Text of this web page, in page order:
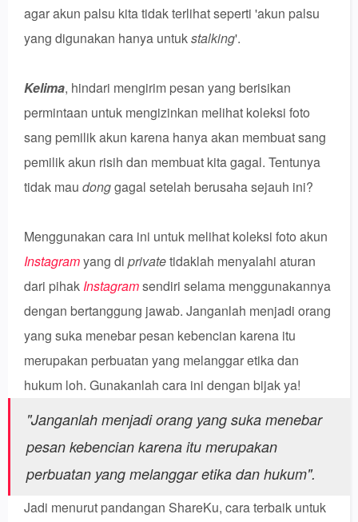
agar akun palsu kita tidak terlihat seperti 'akun palsu
yang digunakan hanya untukstalking'.
Kelima, hindari mengirim pesan yang berisikan
permintaan untuk mengizinkan melihat koleksi foto
sang pemilik akun karena hanya akan membuat sang
pemilik akun risih dan membuat kita gagal. Tentunya
tidak mau donggagal setelah berusaha sejauh ini?
Menggunakan cara ini untuk melihat koleksi foto akun
Instagramyang di privatetidaklah menyalahi aturan
dari pihak Instagramsendiri selama menggunakannya
dengan bertanggung jawab. Janganlah menjadi orang
yang suka menebar pesan kebencian karena itu
merupakan perbuatan yang melanggar etika dan
hukum loh. Gunakanlah cara ini dengan bijak ya!
"Janganlah menjadi orang yang suka menebar
pesan kebencian karena itu merupakan
perbuatan yang melanggar etika dan hukum".
Jadi menurut pandangan ShareKu, cara terbaik untuk